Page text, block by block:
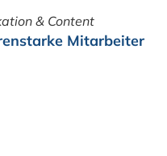
& Content
Mitarbeiter